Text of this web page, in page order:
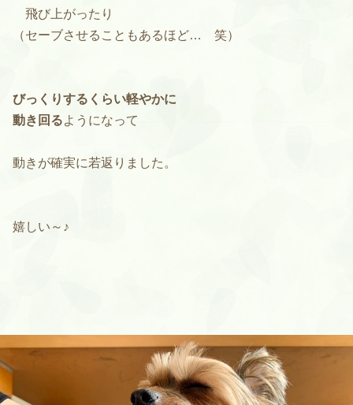
飛び上がったり
（セーブさせることもあるほど… 笑）
びっくりするくらい軽やかに
動き回るようになって
動きが確実に若返りました。
嬉しい～♪